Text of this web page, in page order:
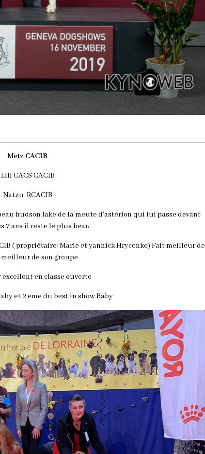
Metz CACIB
Lili CACS CACIB
Natzu RCACIB
hudson lake de la meute d'astérion qui lui passe devant
7 ans il reste le plus beau
( propriétaire: Marie et yannick Hrycenko) Fait meilleur de
meilleur de son groupe
excellent en classe ouverte
et 2 eme du best in show Baby